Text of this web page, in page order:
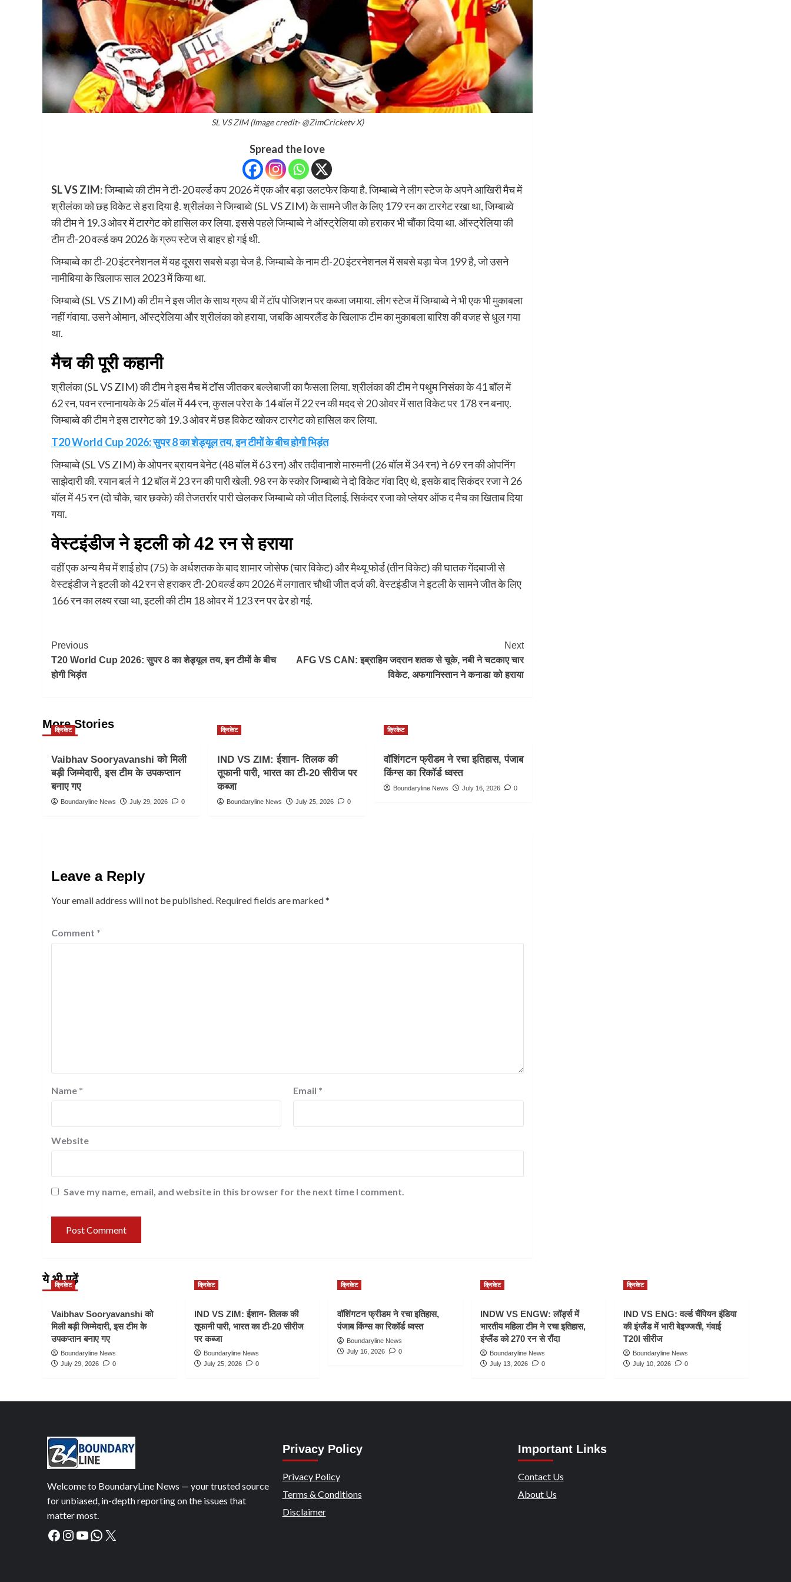
SL VS ZIM (Image credit- @ZimCricketv X)
Spread the love
SL VS ZIM: जिम्बाब्वे की टीम ने टी-20 वर्ल्ड कप 2026 में एक और बड़ा उलटफेर किया है. जिम्बाब्वे ने लीग स्टेज के अपने आखिरी मैच में
श्रीलंका को छह विकेट से हरा दिया है. श्रीलंका ने जिम्बाब्वे (SL VS ZIM) के सामने जीत के लिए 179 रन का टारगेट रखा था, जिम्बाब्वे
की टीम ने 19.3 ओवर में टारगेट को हासिल कर लिया. इससे पहले जिम्बाब्वे ने ऑस्ट्रेलिया को हराकर भी चौंका दिया था. ऑस्ट्रेलिया की
टीम टी-20 वर्ल्ड कप 2026 के ग्रुप स्टेज से बाहर हो गई थी.
जिम्बाब्वे का टी-20 इंटरनेशनल में यह दूसरा सबसे बड़ा चेज है. जिम्बाब्वे के नाम टी-20 इंटरनेशनल में सबसे बड़ा चेज 199 है, जो उसने
नामीबिया के खिलाफ साल 2023 में किया था.
जिम्बाब्वे (SL VS ZIM) की टीम ने इस जीत के साथ ग्रुप बी में टॉप पोजिशन पर कब्जा जमाया. लीग स्टेज में जिम्बाब्वे ने भी एक भी मुकाबला
नहीं गंवाया. उसने ओमान, ऑस्ट्रेलिया और श्रीलंका को हराया, जबकि आयरलैंड के खिलाफ टीम का मुकाबला बारिश की वजह से धुल गया
था.
मैच की पूरी कहानी
श्रीलंका (SL VS ZIM) की टीम ने इस मैच में टॉस जीतकर बल्लेबाजी का फैसला लिया. श्रीलंका की टीम ने पथुम निसंका के 41 बॉल में
62 रन, पवन रत्नानायके के 25 बॉल में 44 रन, कुसल परेरा के 14 बॉल में 22 रन की मदद से 20 ओवर में सात विकेट पर 178 रन बनाए.
जिम्बाब्वे की टीम ने इस टारगेट को 19.3 ओवर में छह विकेट खोकर टारगेट को हासिल कर लिया.
T20 World Cup 2026: सुपर 8 का शेड्यूल तय, इन टीमों के बीच होगी भिड़ंत
जिम्बाब्वे (SL VS ZIM) के ओपनर ब्रायन बेनेट (48 बॉल में 63 रन) और तदीवानाशे मारुमनी (26 बॉल में 34 रन) ने 69 रन की ओपनिंग
साझेदारी की. रयान बर्ल ने 12 बॉल में 23 रन की पारी खेली. 98 रन के स्कोर जिम्बाब्वे ने दो विकेट गंवा दिए थे, इसके बाद सिकंदर रजा ने 26
बॉल में 45 रन (दो चौके, चार छक्के) की तेजतर्रार पारी खेलकर जिम्बाब्वे को जीत दिलाई. सिकंदर रजा को प्लेयर ऑफ द मैच का खिताब दिया
गया.
वेस्टइंडीज ने इटली को 42 रन से हराया
वहीं एक अन्य मैच में शाई होप (75) के अर्धशतक के बाद शामार जोसेफ (चार विकेट) और मैथ्यू फोर्ड (तीन विकेट) की घातक गेंदबाजी से
वेस्टइंडीज ने इटली को 42 रन से हराकर टी-20 वर्ल्ड कप 2026 में लगातार चौथी जीत दर्ज की. वेस्टइंडीज ने इटली के सामने जीत के लिए
166 रन का लक्ष्य रखा था, इटली की टीम 18 ओवर में 123 रन पर ढेर हो गई.
Post
Navigation
Previous
T20 World Cup 2026: सुपर 8 का शेड्यूल तय, इन टीमों के बीच
होगी भिड़ंत
Next
AFG VS CAN: इब्राहिम जदरान शतक से चूके, नबी ने चटकाए चार
विकेट, अफगानिस्तान ने कनाडा को हराया
More Stories
क्रिकेट
Vaibhav Sooryavanshi को मिली
बड़ी जिम्मेदारी, इस टीम के उपकप्तान
बनाए गए
Boundaryline News July 29, 2026 0
क्रिकेट
IND VS ZIM: ईशान- तिलक की
तूफानी पारी, भारत का टी-20 सीरीज पर
कब्जा
Boundaryline News July 25, 2026 0
क्रिकेट
वॉशिंगटन फ्रीडम ने रचा इतिहास, पंजाब
किंग्स का रिकॉर्ड ध्वस्त
Boundaryline News July 16, 2026 0
Leave a Reply
Your email address will not be published. Required fields are marked*
Comment *
Name * Email *
Website
Save my name, email, and website in this browser for the next time I comment.
ये भी पढ़ें
क्रिकेट
Vaibhav Sooryavanshi को
मिली बड़ी जिम्मेदारी, इस टीम के
उपकप्तान बनाए गए
Boundaryline News
July 29, 2026
0
क्रिकेट
IND VS ZIM: ईशान- तिलक की
तूफानी पारी, भारत का टी-20 सीरीज
पर कब्जा
Boundaryline News
July 25, 2026
0
क्रिकेट
वॉशिंगटन फ्रीडम ने रचा इतिहास,
पंजाब किंग्स का रिकॉर्ड ध्वस्त
Boundaryline News
July 16, 2026
0
क्रिकेट
INDW VS ENGW: लॉर्ड्स में
भारतीय महिला टीम ने रचा इतिहास,
इंग्लैंड को 270 रन से रौंदा
Boundaryline News
July 13, 2026
0
क्रिकेट
IND VS ENG: वर्ल्ड चैंपियन इंडिया
की इंग्लैंड में भारी बेइज्जती, गंवाई
T20I सीरीज
Boundaryline News
July 10, 2026
0
Welcome to BoundaryLine News — your trusted source
for unbiased, in-depth reporting on the issues that
matter most.
Facebook
Instagram
YouTube
WhatsApp
X
Privacy Policy
Privacy Policy
Terms & Conditions
Disclaimer
Important Links
Contact Us
About Us